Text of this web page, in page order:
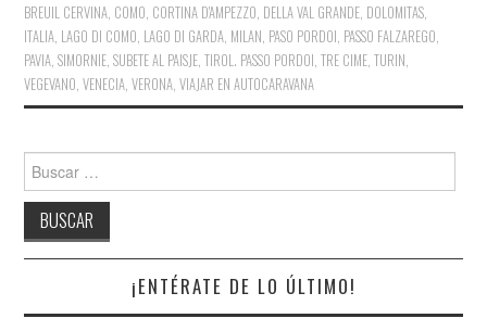
BREUIL CERVINA, COMO, CORTINA D'AMPEZZO, DELLA VAL GRANDE, DOLOMITAS,
ITALIA, LAGO DI COMO, LAGO DI GARDA, MILAN, PASO PORDOI, PASSO FALZAREGO,
PAVIA,SIMORNIE,SUBETE AL PAISJE,TIROL. PASSO PORDOI,TRE CIME,TURIN,
VEGEVANO,VENECIA,VERONA,VIAJAR EN AUTOCARAVANA
Buscar:
¡ENTÉRATE DE LO ÚLTIMO!